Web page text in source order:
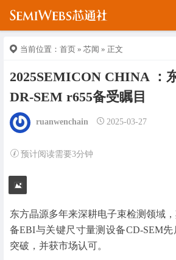
当前位置： 首页 » 芯闻 » 正文
2025SEMICON CHINA ：
DR-SEM r655备受瞩目
ruanwenchain 2025-03-27
预计阅读需要3分钟
东方晶源多年来深耕电子束检测领域
备EBI与关键尺寸量测设备CD-SEM
突破，并获市场认可。